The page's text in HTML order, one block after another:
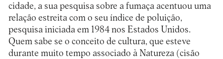
cidade, a sua pesquisa sobre a fumaça acentuou uma
relação estreita com o seu índice de poluição,
pesquisa iniciada em 1984 nos Estados Unidos.
Quem sabe se o conceito de cultura, que esteve
durante muito tempo associado à Natureza (cisão